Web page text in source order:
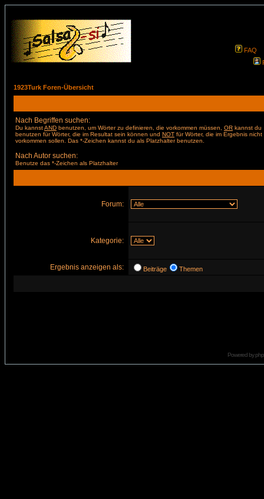
FAQ
1923Turk Foren-Übersicht
Nach Begriffen suchen:
Du kannstAND benutzen, um Wörter zu definieren, die vorkommen müssen, OR kannst du
benutzen für Wörter, die im Resultat sein können und NOT für Wörter, die im Ergebnis nicht
vorkommen sollen. Das *-Zeichen kannst du als Platzhalter benutzen.
Nach Autor suchen:
Benutze das *-Zeichen als Platzhalter
Forum:
Kategorie:
Ergebnis anzeigen als: Beiträge Themen
Powered by